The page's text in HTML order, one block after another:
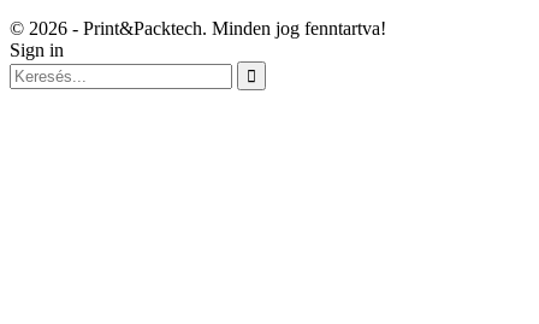
© 2026 - Print&Packtech. Minden jog fenntartva!
Sign in